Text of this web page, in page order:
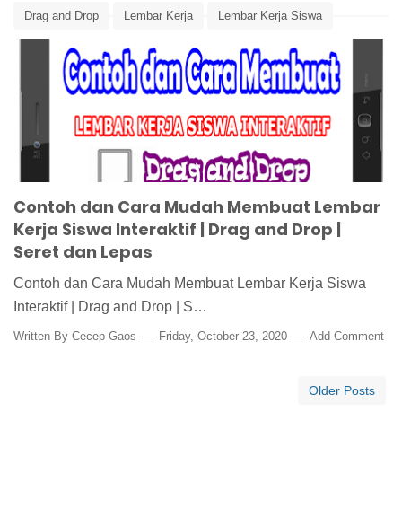
Drag and Drop Lembar Kerja Lembar Kerja Siswa
Lembar Kerja Siswa Interaktif Media Pembelajaran
Seret dan Lepas
Tutorial Cara Membuat LKS Interaktif Drag and Drop
Contoh dan Cara Mudah Membuat Lembar
Kerja Siswa Interaktif | Drag and Drop |
Seret dan Lepas
Contoh dan Cara Mudah Membuat Lembar Kerja Siswa
Interaktif | Drag and Drop | S…
Written By Cecep Gaos Friday, October 23, 2020 Add Comment
Older Posts